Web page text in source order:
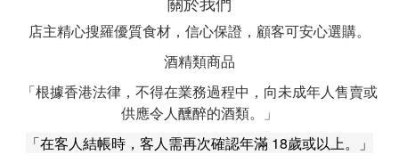
店主精心搜羅優質食材，信心保證，顧客可安心選購。
酒精類商品
「根據香港法律，不得在業務過程中，向未成年人售賣或
供應令人醺醉的酒類。」
「在客人結帳時，客人需再次確認年滿 18歲或以上。」